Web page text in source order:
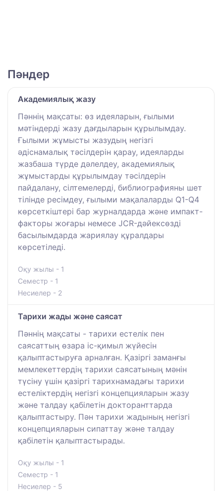
Пәндер
Академиялық жазу
Пәннің мақсаты: өз идеяларын, ғылыми
мәтіндерді жазу дағдыларын құрылымдау.
Ғылыми жұмысты жазудың негізгі
әдіснамалық тәсілдерін қарау, идеяларды
жазбаша түрде дәлелдеу, академиялық
жұмыстарды құрылымдау тәсілдерін
пайдалану, сілтемелерді, библиографияны шет
тілінде ресімдеу, ғылыми мақалаларды Q1-Q4
көрсеткіштері бар журналдарда және импакт-
факторы жоғары немесе JCR-дәйексөзді
басылымдарда жариялау құралдары
көрсетіледі.
Оқу жылы - 1
Семестр - 1
Несиелер - 2
Тарихи жады және саясат
Пәннің мақсаты - тарихи естелік пен
саясаттың өзара іс-қимыл жүйесін
қалыптастыруға арналған. Қазіргі заманғы
мемлекеттердің тарихи саясатының мәнін
түсіну үшін қазіргі тарихнамадағы тарихи
естеліктердің негізгі концепцияларын жазу
және талдау қабілетін докторанттарда
қалыптастыру. Пән тарихи жадының негізгі
концепцияларын сипаттау және талдау
қабілетін қалыптастырады.
Оқу жылы - 1
Семестр - 1
Несиелер - 5